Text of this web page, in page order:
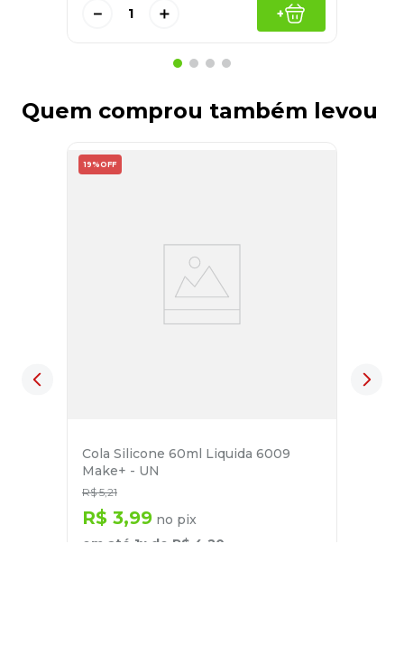
＋
－ +
Quem comprou também levou
19% OFF
Cola Silicone 60ml Liquida 6009
Make+ - UN
R$ 5,21
R$ 3,99 no pix
em até 1x de R$ 4 20